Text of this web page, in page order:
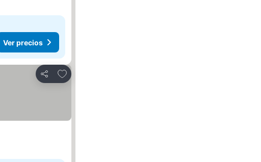
Ver precios
Compartir
Agregar a favoritos